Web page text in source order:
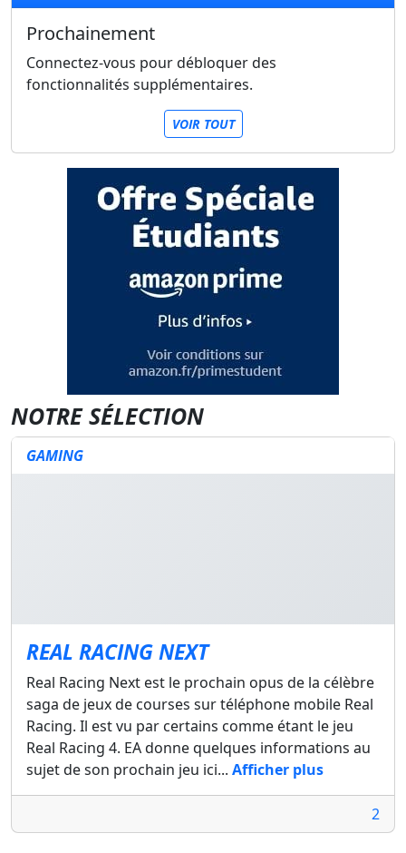
Prochainement
Connectez-vous pour débloquer des
fonctionnalités supplémentaires.
VOIR TOUT
NOTRE SÉLECTION
GAMING
REAL RACING NEXT
Real Racing Next est le prochain opus de la célèbre
saga de jeux de courses sur téléphone mobile Real
Racing. Il est vu par certains comme étant le jeu
Real Racing 4. EA donne quelques informations au
sujet de son prochain jeu ici... Afficher plus
2